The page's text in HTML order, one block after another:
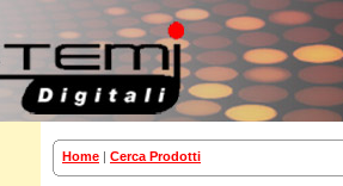
Home | Cerca Prodotti